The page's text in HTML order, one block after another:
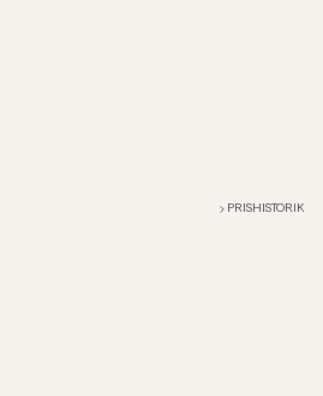
PRISHISTORIK